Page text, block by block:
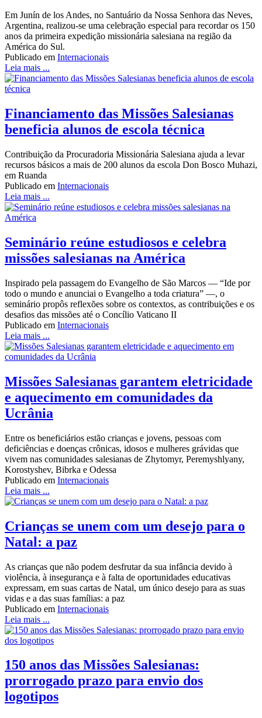
Em Junín de los Andes, no Santuário da Nossa Senhora das Neves,
Argentina, realizou-se uma celebração especial para recordar os 150
anos da primeira expedição missionária salesiana na região da
América do Sul.
Publicado em Internacionais
Leia mais ...
Financiamento das Missões Salesianas
beneficia alunos de escola técnica
Contribuição da Procuradoria Missionária Salesiana ajuda a levar
recursos básicos a mais de 200 alunos da escola Don Bosco Muhazi,
em Ruanda
Publicado em Internacionais
Leia mais ...
Seminário reúne estudiosos e celebra
missões salesianas na América
Inspirado pela passagem do Evangelho de São Marcos — “Ide por
todo o mundo e anunciai o Evangelho a toda criatura” —, o
seminário propôs reflexões sobre os contextos, as contribuições e os
desafios das missões até o Concílio Vaticano II
Publicado em Internacionais
Leia mais ...
Missões Salesianas garantem eletricidade
e aquecimento em comunidades da
Ucrânia
Entre os beneficiários estão crianças e jovens, pessoas com
deficiências e doenças crônicas, idosos e mulheres grávidas que
vivem nas comunidades salesianas de Zhytomyr, Peremyshlyany,
Korostyshev, Bibrka e Odessa
Publicado em Internacionais
Leia mais ...
Crianças se unem com um desejo para o
Natal: a paz
As crianças que não podem desfrutar da sua infância devido à
violência, à insegurança e à falta de oportunidades educativas
expressam, em suas cartas de Natal, um único desejo para as suas
vidas e a das suas famílias: a paz
Publicado em Internacionais
Leia mais ...
150 anos das Missões Salesianas:
prorrogado prazo para envio dos
logotipos